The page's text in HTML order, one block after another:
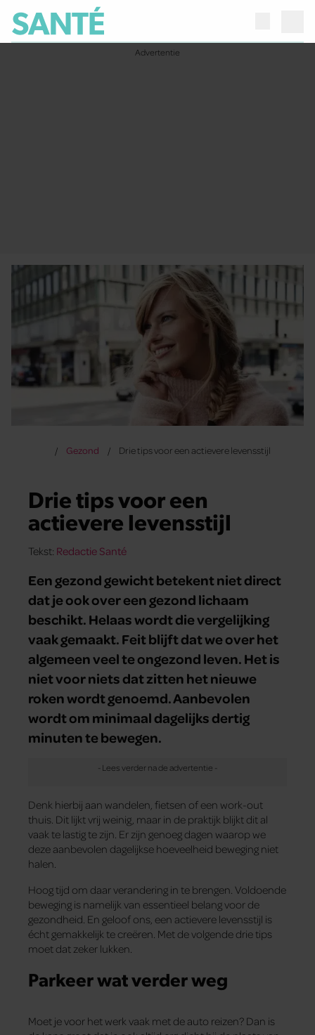
Gezond Drie tips voor een actievere levensstijl
Drie tips voor een
actievere levensstijl
Tekst: Redactie Santé
Een gezond gewicht betekent niet direct
dat je ook over een gezond lichaam
beschikt. Helaas wordt die vergelijking
vaak gemaakt. Feit blijft dat we over het
algemeen veel te ongezond leven. Het is
niet voor niets dat zitten het nieuwe
roken wordt genoemd. Aanbevolen
wordt om minimaal dagelijks dertig
minuten te bewegen.
Denk hierbij aan wandelen, fietsen of een work-out
thuis. Dit lijkt vrij weinig, maar in de praktijk blijkt dit al
vaak te lastig te zijn. Er zijn genoeg dagen waarop we
deze aanbevolen dagelijkse hoeveelheid beweging niet
halen.
Hoog tijd om daar verandering in te brengen. Voldoende
beweging is namelijk van essentieel belang voor de
gezondheid. En geloof ons, een actievere levensstijl is
écht gemakkelijk te creëren. Met de volgende drie tips
moet dat zeker lukken.
Parkeer wat verder weg
Moet je voor het werk vaak met de auto reizen? Dan is